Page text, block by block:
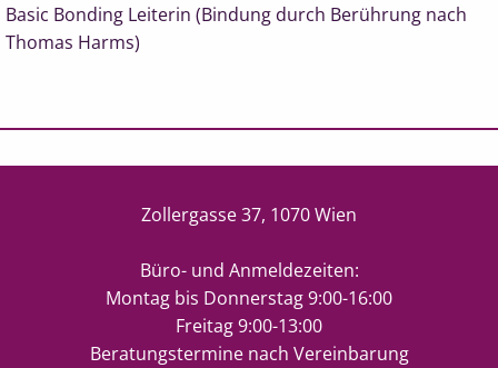
Basic Bonding Leiterin (Bindung durch Berührung nach
Thomas Harms)
Zollergasse 37, 1070 Wien
Büro- und Anmeldezeiten:
Montag bis Donnerstag 9:00-16:00
Freitag 9:00-13:00
Beratungstermine nach Vereinbarung